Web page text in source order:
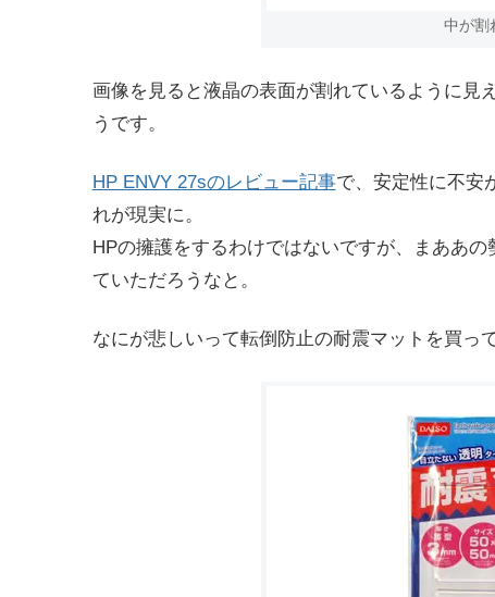
中が割
画像を見ると液晶の表面が割れているように見
うです。
HP ENVY 27sのレビュー記事で、安定性に不安
れが現実に。
HPの擁護をするわけではないですが、まああ
ていただろうなと。
なにが悲しいって転倒防止の耐震マットを買っ